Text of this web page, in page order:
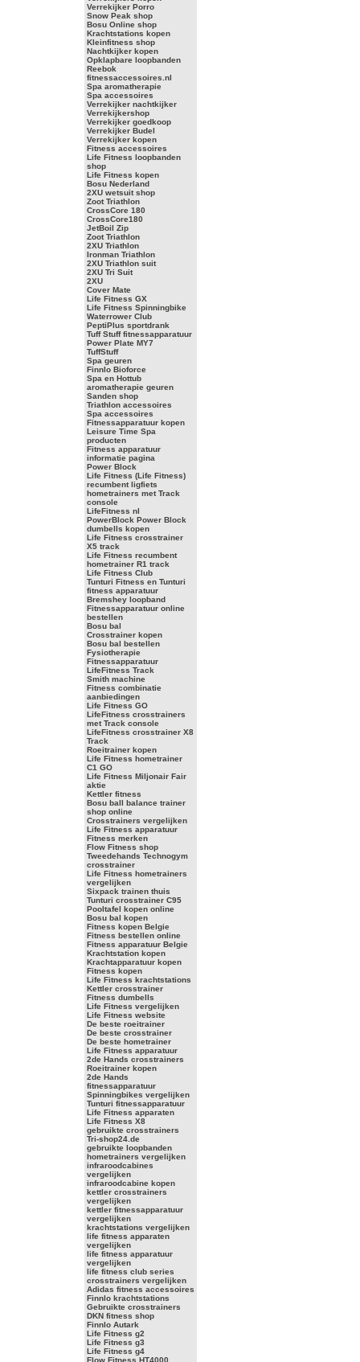
Verrekijker Porro
Snow Peak shop
Bosu Online shop
Krachtstations kopen
Kleinfitness shop
Nachtkijker kopen
Opklapbare loopbanden
Reebok
fitnessaccessoires.nl
Spa aromatherapie
Spa accessoires
Verrekijker nachtkijker
Verrekijkershop
Verrekijker goedkoop
Verrekijker Budel
Verrekijker kopen
Fitness accessoires
Life Fitness loopbanden
shop
Life Fitness kopen
Bosu Nederland
2XU wetsuit shop
Zoot Triathlon
CrossCore 180
CrossCore180
JetBoil Zip
Zoot Triathlon
2XU Triathlon
Ironman Triathlon
2XU Triathlon suit
2XU Tri Suit
2XU
Cover Mate
Life Fitness GX
Life Fitness Spinningbike
Waterrower Club
PeptiPlus sportdrank
Tuff Stuff fitnessapparatuur
Power Plate MY7
TuffStuff
Spa geuren
Finnlo Bioforce
Spa en Hottub
aromatherapie geuren
Sanden shop
Triathlon accessoires
Spa accessoires
Fitnessapparatuur kopen
Leisure Time Spa
producten
Fitness apparatuur
informatie pagina
Power Block
Life Fitness (Life Fitness)
recumbent ligfiets
hometrainers met Track
console
LifeFitness nl
PowerBlock Power Block
dumbells kopen
Life Fitness crosstrainer
X5 track
Life Fitness recumbent
hometrainer R1 track
Life Fitness Club
Tunturi Fitness en Tunturi
fitness apparatuur
Bremshey loopband
Fitnessapparatuur online
bestellen
Bosu bal
Crosstrainer kopen
Bosu bal bestellen
Fysiotherapie
Fitnessapparatuur
LifeFitness Track
Smith machine
Fitness combinatie
aanbiedingen
Life Fitness GO
LifeFitness crosstrainers
met Track console
LifeFitness crosstrainer X8
Track
Roeitrainer kopen
Life Fitness hometrainer
C1 GO
Life Fitness Miljonair Fair
aktie
Kettler fitness
Bosu ball balance trainer
shop online
Crosstrainers vergelijken
Life Fitness apparatuur
Fitness merken
Flow Fitness shop
Tweedehands Technogym
crosstrainer
Life Fitness hometrainers
vergelijken
Sixpack trainen thuis
Tunturi crosstrainer C95
Pooltafel kopen online
Bosu bal kopen
Fitness kopen Belgie
Fitness bestellen online
Fitness apparatuur Belgie
Krachtstation kopen
Krachtapparatuur kopen
Fitness kopen
Life Fitness krachtstations
Kettler crosstrainer
Fitness dumbells
Life Fitness vergelijken
Life Fitness website
De beste roeitrainer
De beste crosstrainer
De beste hometrainer
Life Fitness apparatuur
2de Hands crosstrainers
Roeitrainer kopen
2de Hands
fitnessapparatuur
Spinningbikes vergelijken
Tunturi fitnessapparatuur
Life Fitness apparaten
Life Fitness X8
gebruikte crosstrainers
Tri-shop24.de
gebruikte loopbanden
hometrainers vergelijken
infraroodcabines
vergelijken
infraroodcabine kopen
kettler crosstrainers
vergelijken
kettler fitnessapparatuur
vergelijken
krachtstations vergelijken
life fitness apparaten
vergelijken
life fitness apparatuur
vergelijken
life fitness club series
crosstrainers vergelijken
Adidas fitness accessoires
Finnlo krachtstations
Gebruikte crosstrainers
DKN fitness shop
Finnlo Autark
Life Fitness g2
Life Fitness g3
Life Fitness g4
Flow Fitness HT4000